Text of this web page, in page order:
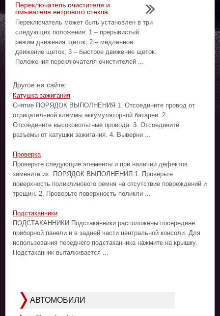
Переключатель очистителя и
омывателя ветрового стекла
Переключатель может быть установлен в три
следующих положения: 1 – прерывистый
режим движения щеток; 2 – медленное
движение щеток; 3 – быстрое движение щеток.
Положения переключателя очистителей ...
Другое на сайте:
Катушка зажигания
Снятие ПОРЯДОК ВЫПОЛНЕНИЯ 1. Отсоедините провод от
отрицательной клеммы аккумуляторной батареи. 2.
Отсоедините высоковольтные провода. 3. Отсоедините
разъемы от катушки зажигания. 4. Выверни ...
Проверка
Проверьте следующие элементы и при наличии дефектов
замените их. ПОРЯДОК ВЫПОЛНЕНИЯ 1. Проверьте
поверхность поликлинового ремня на отсутствие повреждений и
трещин. 2. Проверьте поверхность поликли ...
Подстаканники
ПОДСТАКАННИКИ Подстаканники расположены посередине
приборной панели и в задней части центральной консоли. Для
использования переднего подстаканника нажмите на крышку.
Подстаканник выталкивается ...
АВТОМОБИЛИ